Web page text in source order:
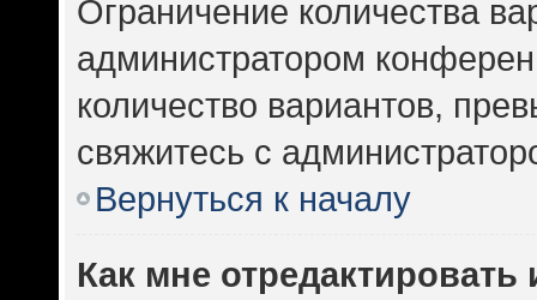
Ограничение количества
администратором
количество вариантов,
свяжитесь с
Вернуться к началу
Как мне